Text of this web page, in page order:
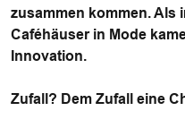
zusammen kommen. Als
Caféhäuser in Mode
Innovation.
Zufall? Dem Zufall eine